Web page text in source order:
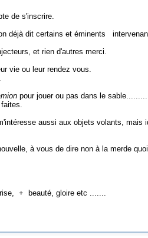
de s'inscrire.
déjà dit certains et éminents
et rien d'autres merci.
vie ou leur rendez vous.
pour jouer ou pas dans le
aussi aux objets volants,
à vous de dire non à la merde
+ beauté, gloire etc .......